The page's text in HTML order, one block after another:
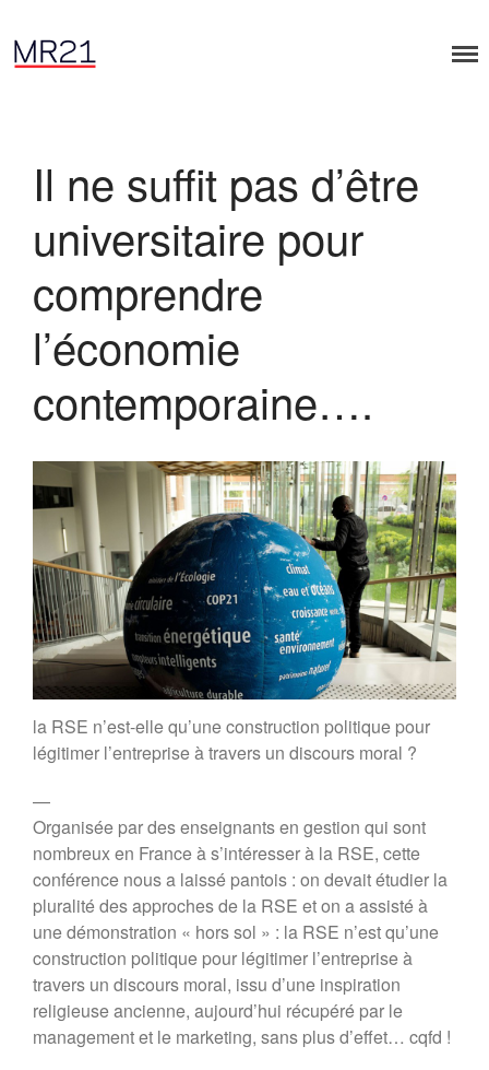
Accueil
Dialogues MR21
Entreprise & Démocratie
Entreprise & gouvernance
Rapport MR21 : Qu’est-ce qu’un
manager responsable ?
Rapport MR21 : Quand la
transformation durable des
entreprises devient l’affaire des
salariés
Rapport MR21 : “Un nécessaire
modèle d’entreprise durable
européenne”
Planet Benefit Company : 4
règles de durabilité sur la chaîne
de valeur
Planet Benefit Company : 21
fondamentaux pour s’engager
extra-financier
Rapport MR21 : “Repenser les
relations parties prenantes de
l’entreprise”
Forum MR21
Forum 2023
Forum 2022
PRIX MR21 : APPEL A
CANDIDATURES 2022
Il ne suffit pas d’être
universitaire pour
comprendre
l’économie
contemporaine….
la RSE n’est-elle qu’une construction politique pour
légitimer l’entreprise à travers un discours moral ?
—
Organisée par des enseignants en gestion qui sont
nombreux en France à s’intéresser à la RSE, cette
conférence nous a laissé pantois : on devait étudier la
pluralité des approches de la RSE et on a assisté à
une démonstration « hors sol » : la RSE n’est qu’une
construction politique pour légitimer l’entreprise à
travers un discours moral, issu d’une inspiration
religieuse ancienne, aujourd’hui récupéré par le
management et le marketing, sans plus d’effet… cqfd !